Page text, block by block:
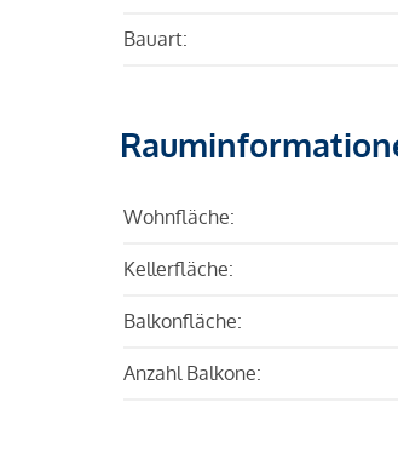
Bauart:
Wohnfläche:
Kellerfläche:
Balkonfläche:
Anzahl Balkone: